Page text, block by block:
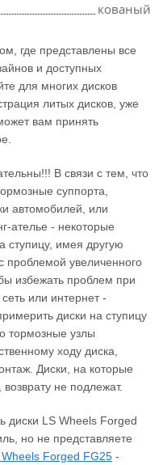
кованый
где представлены все
и доступных
для многих дисков
литых дисков, уже
вам принять
В связи с тем, что
суппорта,
автомобилей, или
ателье - некоторые
ступицу, имея другую
проблемой увеличенного
избежать проблем при
или интернет -
диски на ступицу
тормозные узлы
ходу диска,
Диски, на которые
не подлежат.
диски LS Wheels Forged
но не представляете
Wheels Forged FG25 ‐